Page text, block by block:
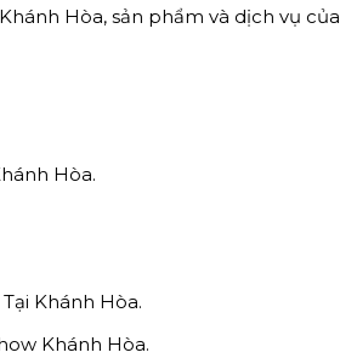
Hòa, sản phẩm và dịch vụ của
Hòa.
Khánh Hòa.
Khánh Hòa.